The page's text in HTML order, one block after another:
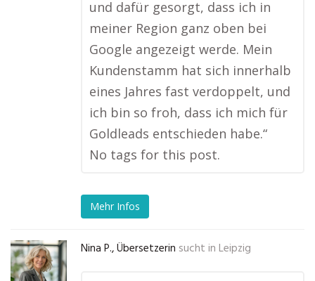
und dafür gesorgt, dass ich in
meiner Region ganz oben bei
Google angezeigt werde. Mein
Kundenstamm hat sich innerhalb
eines Jahres fast verdoppelt, und
ich bin so froh, dass ich mich für
Goldleads entschieden habe.“
No tags for this post.
Mehr Infos
Nina P., Übersetzerin sucht in Leipzig